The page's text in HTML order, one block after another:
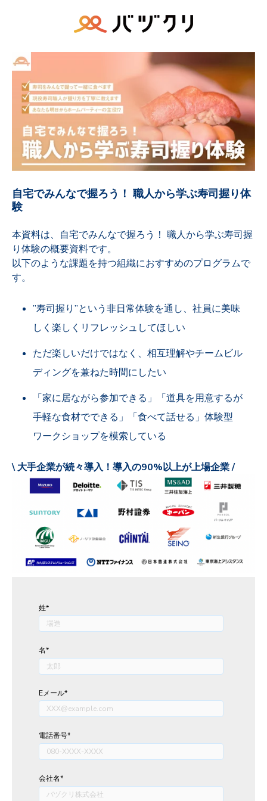
自宅でみんなで握ろう！ 職人から学ぶ寿司握り体
験
本資料は、自宅でみんなで握ろう！ 職人から学ぶ寿司握
り体験の概要資料です。
以下のような課題を持つ組織におすすめのプログラムで
す。
”寿司握り”という非日常体験を通し、社員に美味
しく楽しくリフレッシュしてほしい
ただ楽しいだけではなく、相互理解やチームビル
ディングを兼ねた時間にしたい
「家に居ながら参加できる」「道具を用意するが
手軽な食材でできる」「食べて話せる」体験型
ワークショップを模索している
\ 大手企業が続々導入！導入の90%以上が上場企業 /
姓*
名*
Eメール*
電話番号*
会社名*